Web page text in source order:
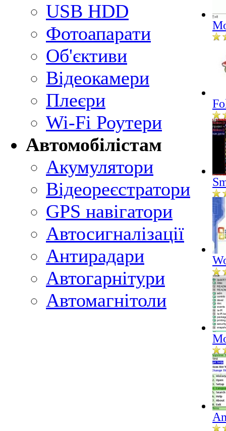
USB HDD
Фотоапарати
Об'єктиви
Відеокамери
Плеєри
Wi-Fi Роутери
Автомобілістам
Акумулятори
Відеореєстратори
GPS навігатори
Автосигналізації
Антирадари
Автогарнітури
Автомагнітоли